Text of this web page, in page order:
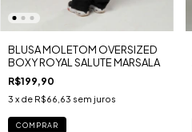
BLUSA MOLETOM OVERSIZED
BOXY ROYAL SALUTE MARSALA
R$199,90
3 x de R$66,63 sem juros
COMPRAR